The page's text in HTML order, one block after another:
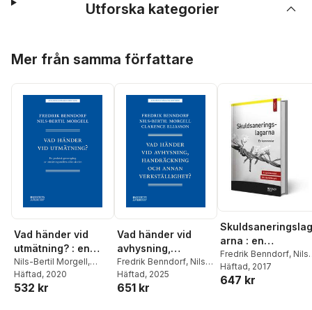
Utforska kategorier
Mer från samma författare
Vad händer vid
utmätning? : en
praktisk
genomgång av
utmätningsmålets
Nils-Bertil Morgell,
Fredrik Benndorf
Häftad, 2020
532 kr
Vad händer vid
avhysning,
handräckning och
annan
verkställighet?
Fredrik Benndorf, Nils-
Bertil Morgell
Eliasson
Häftad, 2025
651 kr
Skuldsaneringslag
arna : en
kommentar
Fredrik Benndorf, Nils-
Bertil Morgell
Häftad, 2017
647 kr